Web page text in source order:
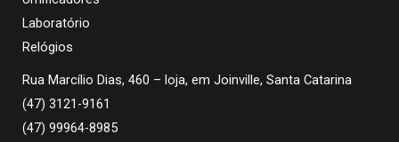
Laboratório
Relógios
Rua Marcílio Dias, 460 – loja, em Joinville, Santa Catarina
(47) 3121-9161
(47) 99964-8985